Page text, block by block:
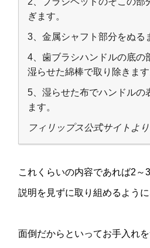
ぎます。
3、金属シャフト部分をぬる
4、歯ブラシハンドルの底の
湿らせた綿棒で取り除きます
5、湿らせた布でハンドルの
ます。
フィリップス公式サイトよ
これくらいの内容であれば2～
説明を見ずに取り組めるように
面倒だからといってお手入れを